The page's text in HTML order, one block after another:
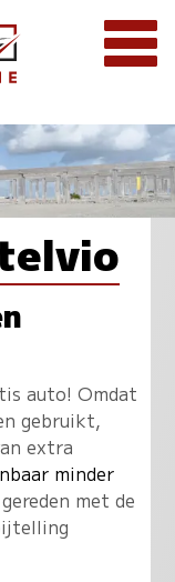
auto! Omdat
gebruikt,
extra
minder
met de